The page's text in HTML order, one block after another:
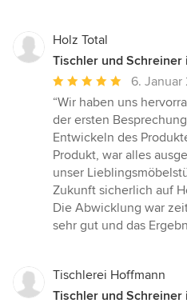
Holz Total
Tischler und Schreiner
Durchschnittliche
Bewertung:
5
von
5
Sternen
6. Januar
“Wir haben uns
der ersten
Entwickeln des
Produkt, war alles
unser
Zukunft sicherlich auf
Die Abwicklung war
sehr gut und das
Tischlerei Hoffmann
Tischler und Schreiner